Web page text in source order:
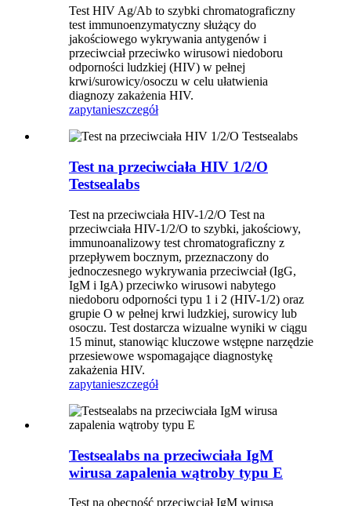
Test HIV Ag/Ab to szybki chromatograficzny
test immunoenzymatyczny służący do
jakościowego wykrywania antygenów i
przeciwciał przeciwko wirusowi niedoboru
odporności ludzkiej (HIV) w pełnej
krwi/surowicy/osoczu w celu ułatwienia
diagnozy zakażenia HIV.
zapytanieszczegół
Test na przeciwciała HIV 1/2/O
Testsealabs
Test na przeciwciała HIV-1/2/O Test na
przeciwciała HIV-1/2/O to szybki, jakościowy,
immunoanalizowy test chromatograficzny z
przepływem bocznym, przeznaczony do
jednoczesnego wykrywania przeciwciał (IgG,
IgM i IgA) przeciwko wirusowi nabytego
niedoboru odporności typu 1 i 2 (HIV-1/2) oraz
grupie O w pełnej krwi ludzkiej, surowicy lub
osoczu. Test dostarcza wizualne wyniki w ciągu
15 minut, stanowiąc kluczowe wstępne narzędzie
przesiewowe wspomagające diagnostykę
zakażenia HIV.
zapytanieszczegół
Testsealabs na przeciwciała IgM
wirusa zapalenia wątroby typu E
Test na obecność przeciwciał IgM wirusa